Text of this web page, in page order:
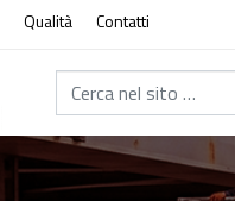
Qualità Contatti
Cerca nel sito...